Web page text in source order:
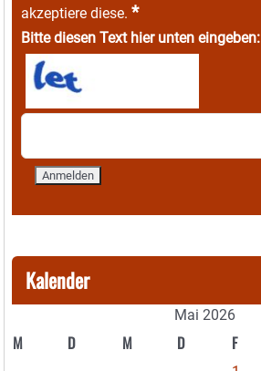
akzeptiere diese. *
Bitte diesen Text hier unten eingeben:
Kalender
Mai 2026
M D M D F